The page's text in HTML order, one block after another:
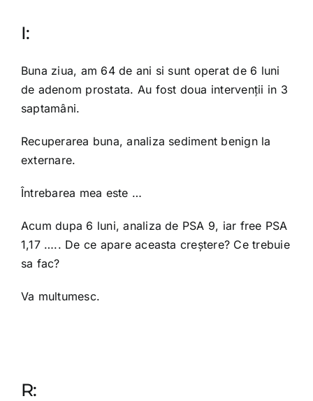
I:
Buna ziua, am 64 de ani si sunt operat de 6 luni
de adenom prostata. Au fost doua intervenții in 3
saptamâni.
Recuperarea buna, analiza sediment benign la
externare.
Întrebarea mea este …
Acum dupa 6 luni, analiza de PSA 9, iar free PSA
1,17 ….. De ce apare aceasta creștere? Ce trebuie
sa fac?
Va multumesc.
R: